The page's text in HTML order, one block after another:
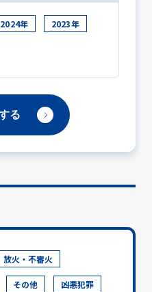
2024年 2023年
放火・不審火
その他 凶悪犯罪